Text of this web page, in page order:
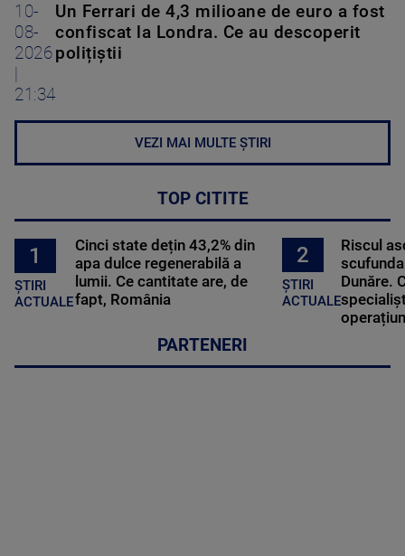
10-
08-
2026
|
21:34
Un Ferrari de 4,3 milioane de euro a fost
confiscat la Londra. Ce au descoperit
polițiștii
VEZI MAI MULTE ȘTIRI
TOP CITITE
1
ȘTIRI
ACTUALE
Cinci state dețin 43,2% din
apa dulce regenerabilă a
lumii. Ce cantitate are, de
fapt, România
2
ȘTIRI
ACTUALE
Riscul
Dunăre.
PARTENERI